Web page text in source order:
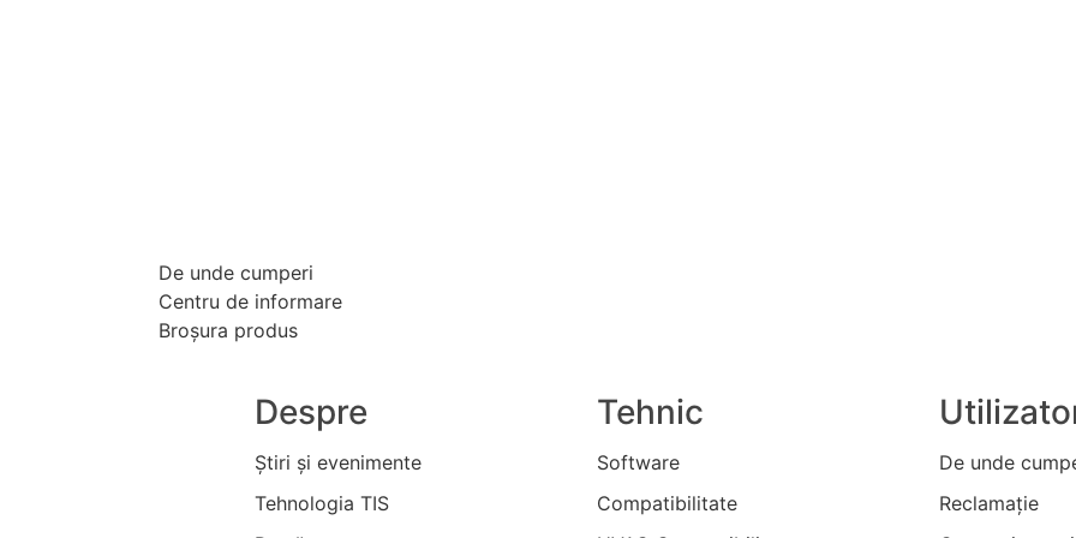
De unde cumperi
Centru de informare
Broşura produs
Despre
Ştiri şi evenimente
Tehnologia TIS
Tehnic
Software
Compatibilitate
De unde
Reclamaţie